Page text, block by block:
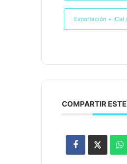
Exportación + iCal
COMPARTIR